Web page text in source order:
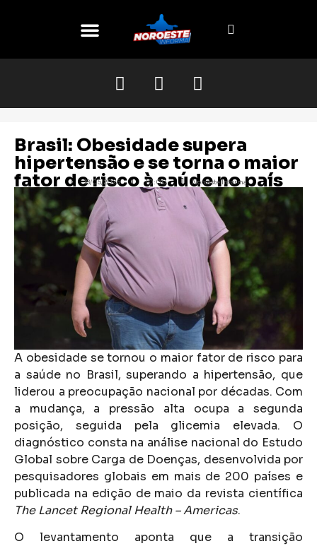
Brasil: Obesidade supera
hipertensão e se torna o maior
fator de risco à saúde no país
18/05/2026 10:00 Noroeste Informa
A obesidade se tornou o maior fator de risco para
a saúde no Brasil, superando a hipertensão, que
liderou a preocupação nacional por décadas. Com
a mudança, a pressão alta ocupa a segunda
posição, seguida pela glicemia elevada. O
diagnóstico consta na análise nacional do Estudo
Global sobre Carga de Doenças, desenvolvida por
pesquisadores globais em mais de 200 países e
publicada na edição de maio da revista científica
The Lancet Regional Health – Americas.
O levantamento aponta que a transição